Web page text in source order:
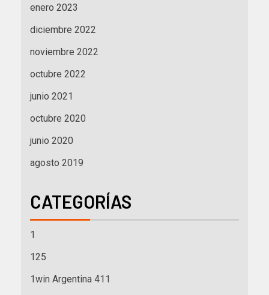
enero 2023
diciembre 2022
noviembre 2022
octubre 2022
junio 2021
octubre 2020
junio 2020
agosto 2019
CATEGORÍAS
1
125
1win Argentina 411